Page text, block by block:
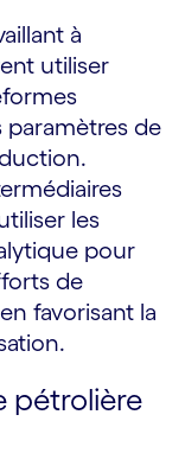
à
utiliser
de
les
pour
de
favorisant la
pétrolière